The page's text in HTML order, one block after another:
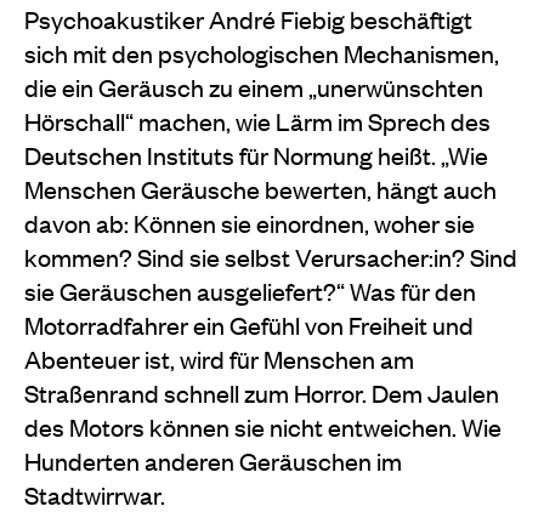
Psychoakustiker André Fiebig beschäftigt
sich mit den psychologischen Mechanismen,
die ein Geräusch zu einem „unerwünschten
Hörschall“ machen, wie Lärm im Sprech des
Deutschen Instituts für Normung heißt. „Wie
Menschen Geräusche bewerten, hängt auch
davon ab: Können sie einordnen, woher sie
kommen? Sind sie selbst Verursacher:in? Sind
sie Geräuschen ausgeliefert?“ Was für den
Motorradfahrer ein Gefühl von Freiheit und
Abenteuer ist, wird für Menschen am
Straßenrand schnell zum Horror. Dem Jaulen
des Motors können sie nicht entweichen. Wie
Hunderten anderen Geräuschen im
Stadtwirrwar.